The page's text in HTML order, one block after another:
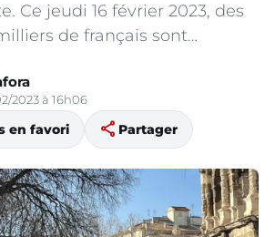
Ce jeudi 16 février 2023, des
de français sont…
2023 à 16h06
en favori share Partager